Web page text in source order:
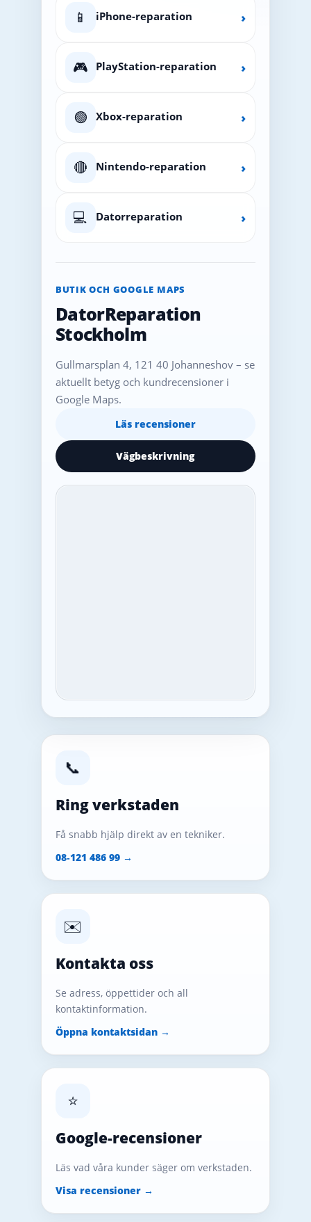
📱 iPhone-reparation ›
🎮 PlayStation-reparation ›
🟢 Xbox-reparation ›
🔴 Nintendo-reparation ›
💻 Datorreparation ›
BUTIK OCH GOOGLE MAPS
DatorReparation
Stockholm
Gullmarsplan 4, 121 40 Johanneshov – se
aktuellt betyg och kundrecensioner i
Google Maps.
Läs recensioner
Vägbeskrivning
📞
Ring verkstaden
Få snabb hjälp direkt av en tekniker.
08‑121 486 99 →
✉️
Kontakta oss
Se adress, öppettider och all
kontaktinformation.
Öppna kontaktsidan →
⭐
Google-recensioner
Läs vad våra kunder säger om verkstaden.
Visa recensioner →